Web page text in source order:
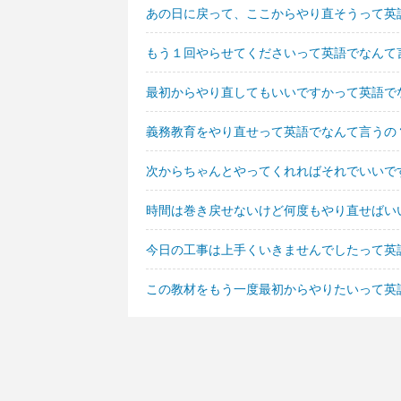
あの日に戻って、ここからやり直そうって
もう１回やらせてくださいって英語でなんて
最初からやり直してもいいですかって英語
義務教育をやり直せって英語でなんて言うの
次からちゃんとやってくれればそれでいい
時間は巻き戻せないけど何度もやり直せば
今日の工事は上手くいきませんでしたって
この教材をもう一度最初からやりたいって